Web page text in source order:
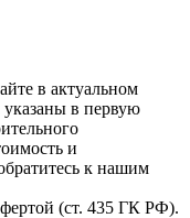
в актуальном
в первую
и
к нашим
(ст. 435 ГК РФ).